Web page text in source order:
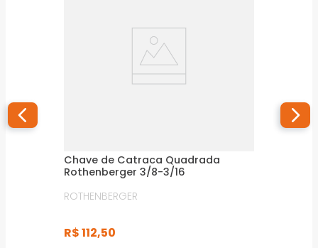
Chave de Catraca Quadrada
Rothenberger 3/8-3/16
ROTHENBERGER
R$112,50